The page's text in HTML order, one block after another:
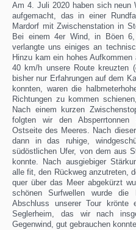
Am 4. Juli 2020 haben sich neun
aufgemacht, das in einer
Mardorf mit Zwischenstation in
Bei einem 4er Wind, in Böen
verlangte uns einiges an
Hinzu kam ein hohes
40 km/h unsere Route kreuzten
bisher nur Erfahrungen auf dem
konnten, waren die
Richtungen zu kommen
Nach einem kurzen
folgten wir den
Ostseite des Meeres. Nach
dann in das ruhige,
südöstlichen Ufer, von dem aus
konnte. Nach ausgiebiger
alle fit, den Rückweg anzutreten,
quer über das Meer abgekürzt
schönen Surfwellen wurde die
Abschluss unserer Tour krönte
Seglerheim, das wir nach
Gegenwind, gut gebrauchen